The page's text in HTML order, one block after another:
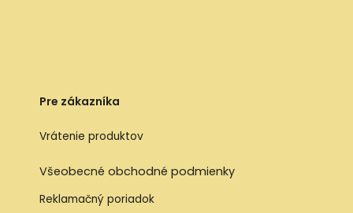
Pre zákazníka
Vrátenie produktov
Všeobecné obchodné podmienky
Reklamačný poriadok